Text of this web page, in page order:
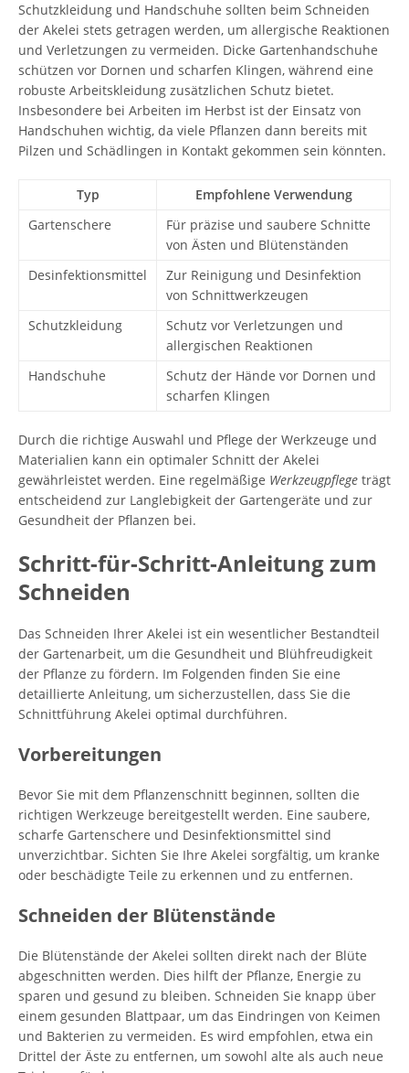
Schutzkleidung und Handschuhe sollten beim Schneiden
der Akelei stets getragen werden, um allergische Reaktionen
und Verletzungen zu vermeiden. Dicke Gartenhandschuhe
schützen vor Dornen und scharfen Klingen, während eine
robuste Arbeitskleidung zusätzlichen Schutz bietet.
Insbesondere bei Arbeiten im Herbst ist der Einsatz von
Handschuhen wichtig, da viele Pflanzen dann bereits mit
Pilzen und Schädlingen in Kontakt gekommen sein könnten.
Typ
Empfohlene Verwendung
Gartenschere
Für präzise und saubere Schnitte
von Ästen und Blütenständen
Desinfektionsmittel
Zur Reinigung und Desinfektion
von Schnittwerkzeugen
Schutzkleidung
Schutz vor Verletzungen und
allergischen Reaktionen
Handschuhe
Schutz der Hände vor Dornen und
scharfen Klingen
Durch die richtige Auswahl und Pflege der Werkzeuge und
Materialien kann ein optimaler Schnitt der Akelei
gewährleistet werden. Eine regelmäßige Werkzeugpflege trägt
entscheidend zur Langlebigkeit der Gartengeräte und zur
Gesundheit der Pflanzen bei.
Schritt-für-Schritt-Anleitung zum
Schneiden
Das Schneiden Ihrer Akelei ist ein wesentlicher Bestandteil
der Gartenarbeit, um die Gesundheit und Blühfreudigkeit
der Pflanze zu fördern. Im Folgenden finden Sie eine
detaillierte Anleitung, um sicherzustellen, dass Sie die
Schnittführung Akelei optimal durchführen.
Vorbereitungen
Bevor Sie mit dem Pflanzenschnitt beginnen, sollten die
richtigen Werkzeuge bereitgestellt werden. Eine saubere,
scharfe Gartenschere und Desinfektionsmittel sind
unverzichtbar. Sichten Sie Ihre Akelei sorgfältig, um kranke
oder beschädigte Teile zu erkennen und zu entfernen.
Schneiden der Blütenstände
Die Blütenstände der Akelei sollten direkt nach der Blüte
abgeschnitten werden. Dies hilft der Pflanze, Energie zu
sparen und gesund zu bleiben. Schneiden Sie knapp über
einem gesunden Blattpaar, um das Eindringen von Keimen
und Bakterien zu vermeiden. Es wird empfohlen, etwa ein
Drittel der Äste zu entfernen, um sowohl alte als auch neue